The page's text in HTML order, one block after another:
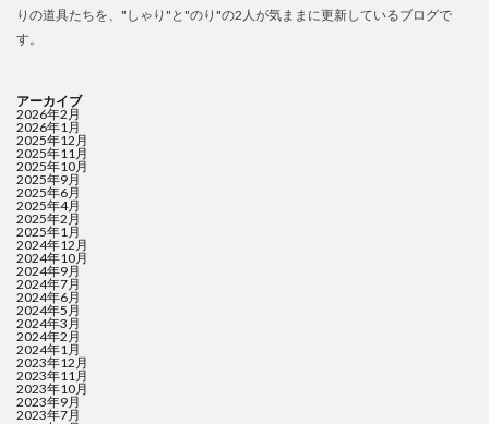
りの道具たちを、"しゃり"と"のり"の2人が気ままに更新しているブログで
す。
アーカイブ
2026年2月
2026年1月
2025年12月
2025年11月
2025年10月
2025年9月
2025年6月
2025年4月
2025年2月
2025年1月
2024年12月
2024年10月
2024年9月
2024年7月
2024年6月
2024年5月
2024年3月
2024年2月
2024年1月
2023年12月
2023年11月
2023年10月
2023年9月
2023年7月